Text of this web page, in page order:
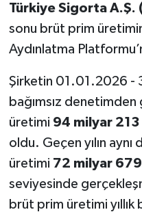
Türkiye Sigorta A.Ş.
sonu brüt prim
Aydınlatma
Şirketin 01.01.2026
bağımsız
üretimi 94 milyar
oldu. Geçen yılın
üretimi 72 milyar
seviyesinde
brüt prim üretimi yıllık
İletişim